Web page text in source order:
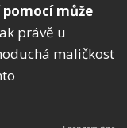
může
právě u
maličkost